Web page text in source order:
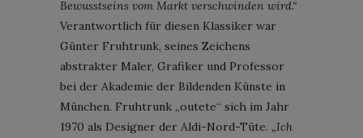
Bewusstseins vom Markt verschwinden wird.“
Verantwortlich für diesen Klassiker war
Günter Fruhtrunk, seines Zeichens
abstrakter Maler, Grafiker und Professor
bei der Akademie der Bildenden Künste in
München. Fruhtrunk „outete“ sich im Jahr
1970 als Designer der Aldi-Nord-Tüte. „Ich